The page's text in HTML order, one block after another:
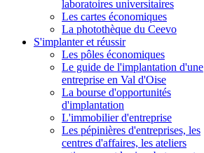
laboratoires universitaires
Les cartes économiques
La photothèque du Ceevo
S'implanter et réussir
Les pôles économiques
Le guide de l'implantation d'une
entreprise en Val d'Oise
La bourse d'opportunités
d'implantation
L'immobilier d'entreprise
Les pépinières d'entreprises, les
centres d'affaires, les ateliers